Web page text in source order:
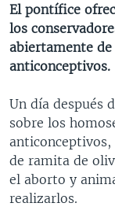
CIENCIA Y
VISIÓN 360
LAS CLAVES
PANORAMA
AUDIONOTICIAS
BUENOS DÍAS
ESTADOS
EL MUNDO AL
FORO [RADIO]
DEPORTIVO
NOTA
DOCUMENTALES DE
Learning English
SÍGANOS
Idiomas
El pontífice
los
abiertamente
anticonceptivos.
Un día después
sobre los
anticonceptivos,
de ramita de
el aborto y
realizarlos.